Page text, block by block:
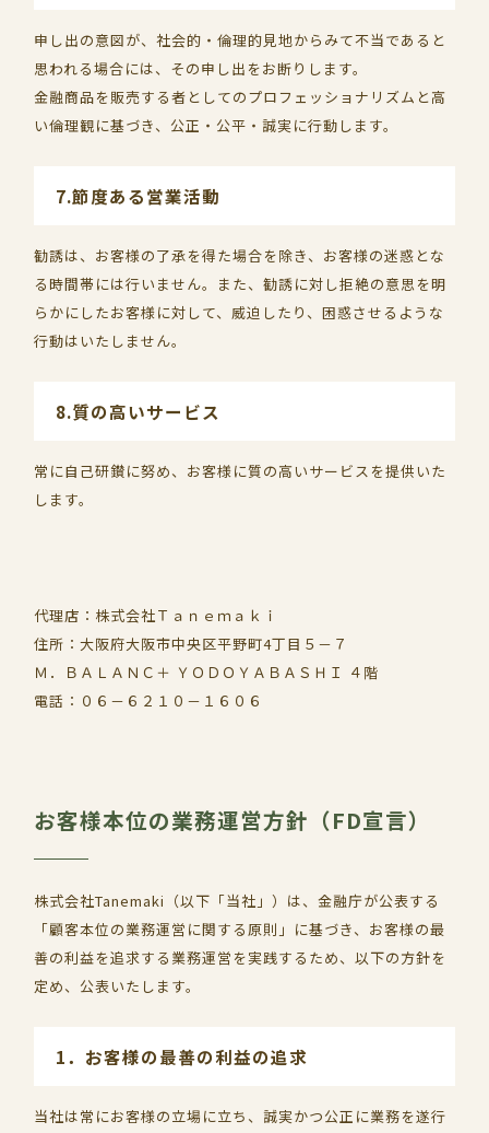
申し出の意図が、社会的・倫理的見地からみて不当であると
思われる場合には、その申し出をお断りします。
金融商品を販売する者としてのプロフェッショナリズムと高
い倫理観に基づき、公正・公平・誠実に行動します。
7.節度ある営業活動
勧誘は、お客様の了承を得た場合を除き、お客様の迷惑とな
る時間帯には行いません。また、勧誘に対し拒絶の意思を明
らかにしたお客様に対して、威迫したり、困惑させるような
行動はいたしません。
8.質の高いサービス
常に自己研鑚に努め、お客様に質の高いサービスを提供いた
します。
代理店：株式会社Ｔａｎｅｍａｋｉ
住所：大阪府大阪市中央区平野町4丁目５－７
Ｍ．ＢＡＬＡＮＣ＋ ＹＯＤＯＹＡＢＡＳＨＩ ４階
電話：０６－６２１０－１６０６
お客様本位の業務運営方針（FD宣言）
株式会社Tanemaki（以下「当社」）は、金融庁が公表する
「顧客本位の業務運営に関する原則」に基づき、お客様の最
善の利益を追求する業務運営を実践するため、以下の方針を
定め、公表いたします。
1．お客様の最善の利益の追求
当社は常にお客様の立場に立ち、誠実かつ公正に業務を遂行